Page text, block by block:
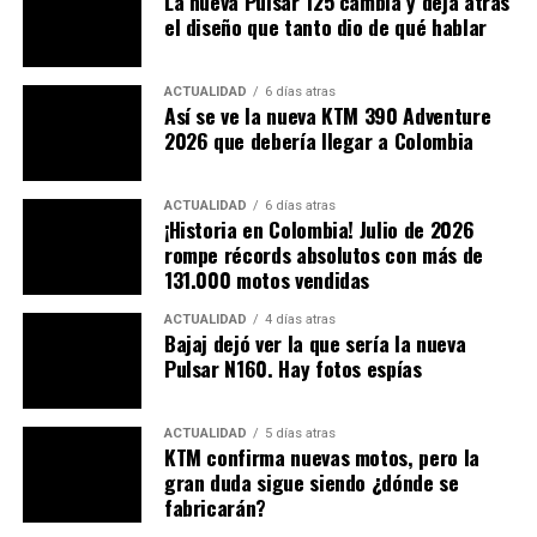
Hero indicó que se ha mejorado la parte de la
refrigeración del motor previniendo el
sobrecalentamiento y otorgándole a este una mayor
durabilidad y vida útil.
Otro cambio, que no se puede dejar pasar por alto y que
el diseño que tanto dio de qué hablar
ACTUALIDAD 6 días atras
Así se ve la nueva KTM 390 Adventure
2026 que debería llegar a Colombia
ACTUALIDAD 6 días atras
¡Historia en Colombia! Julio de 2026
rompe récords absolutos con más de
131.000 motos vendidas
ACTUALIDAD 4 días atras
Bajaj dejó ver la que sería la nueva
Pulsar N160. Hay fotos espías
ACTUALIDAD 5 días atras
KTM confirma nuevas motos, pero la
gran duda sigue siendo ¿dónde se
fabricarán?